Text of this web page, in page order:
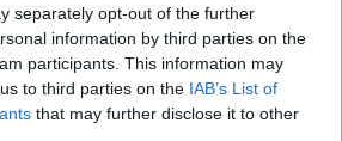
separately opt-out of the further
information by third parties on the
participants. This information may
to third parties on the IAB’s List of
that may further disclose it to other